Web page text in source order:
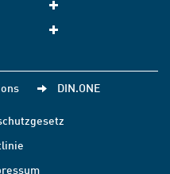
DIN.ONE